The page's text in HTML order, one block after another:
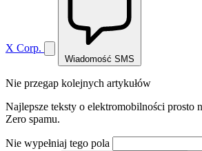
X Corp.
Wiadomość SMS
Nie przegap kolejnych artykułów
Najlepsze teksty o elektromobilności prosto
Zero spamu.
Nie wypełniaj tego pola